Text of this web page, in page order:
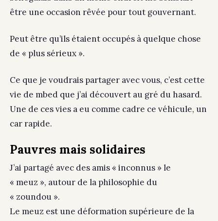
être une occasion rêvée pour tout gouvernant.
Peut être qu’ils étaient occupés à quelque chose
de « plus sérieux ».
Ce que je voudrais partager avec vous, c’est cette
vie de mbed que j’ai découvert au gré du hasard.
Une de ces vies a eu comme cadre ce véhicule, un
car rapide.
Pauvres mais solidaires
J’ai partagé avec des amis « inconnus » le
« meuz », autour de la philosophie du
« zoundou ».
Le meuz est une déformation supérieure de la